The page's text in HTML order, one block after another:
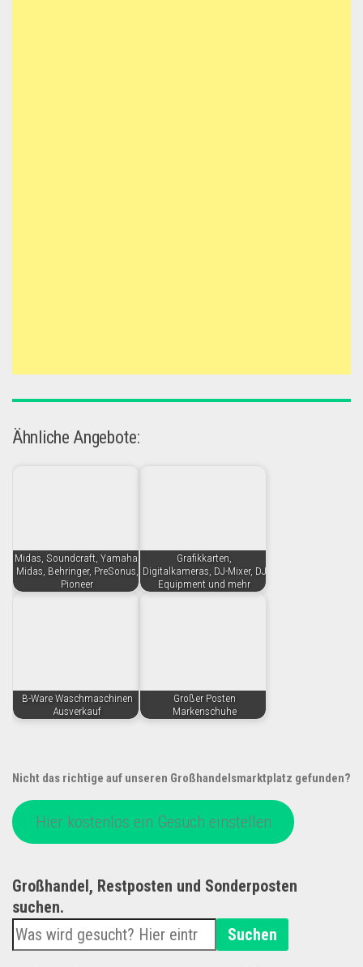
Ähnliche Angebote:
Midas, Soundcraft, Yamaha,
Midas, Behringer, PreSonus,
Pioneer
Grafikkarten,
Digitalkameras, DJ-Mixer, DJ
Equipment und mehr
B-Ware Waschmaschinen
Ausverkauf
Großer Posten
Markenschuhe
Nicht das richtige auf unseren Großhandelsmarktplatz gefunden?
Hier kostenlos ein Gesuch einstellen
Großhandel, Restposten und Sonderposten
suchen.
Suchen